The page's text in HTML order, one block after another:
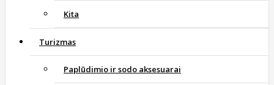
Kita
Turizmas
Paplūdimio ir sodo aksesuarai